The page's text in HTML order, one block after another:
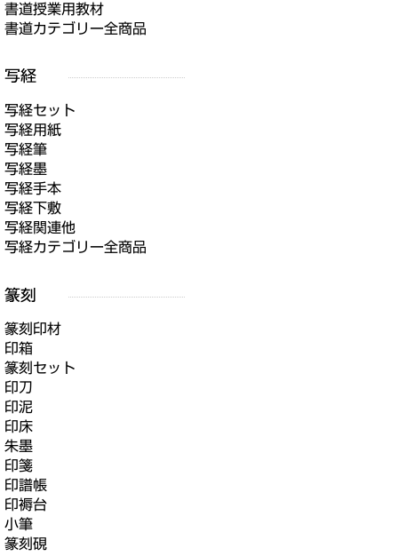
書道授業用教材
書道カテゴリー全商品
写経セット
写経用紙
写経筆
写経墨
写経手本
写経下敷
写経関連他
写経カテゴリー全商品
篆刻印材
印箱
篆刻セット
印刀
印泥
印床
朱墨
印箋
印譜帳
印褥台
小筆
篆刻硯